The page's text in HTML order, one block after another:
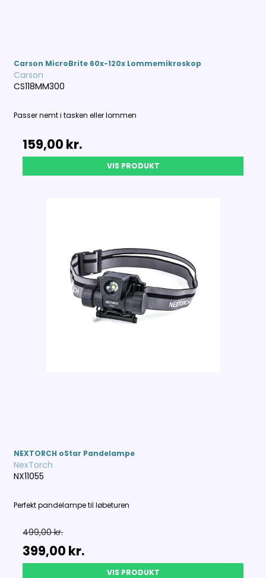
Carson MicroBrite 60x-120x Lommemikroskop
Carson
CS118MM300
Passer nemt i tasken eller lommen
159,00 kr.
VIS PRODUKT
NEXTORCH oStar Pandelampe
NexTorch
NX11055
Perfekt pandelampe til løbeturen
499,00 kr.
399,00 kr.
VIS PRODUKT